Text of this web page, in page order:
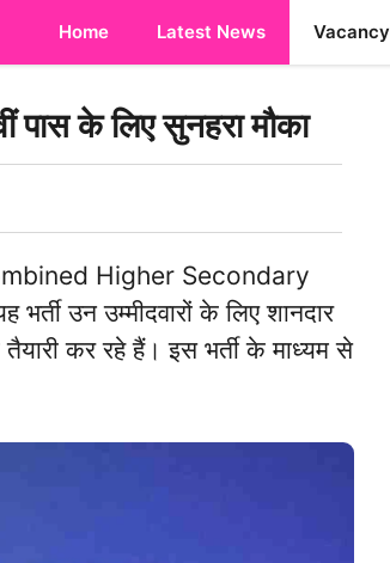
Home Latest News Vacancy
के लिए सुनहरा मौका
Higher Secondary
उन उम्मीदवारों के लिए शानदार
तैयारी कर रहे हैं। इस भर्ती के माध्यम से